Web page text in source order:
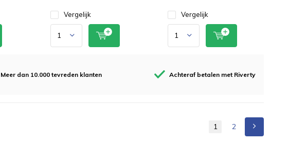
Vergelijk Vergelijk
Meer dan 10.000 tevreden klanten Achteraf betalen met Riverty
1 2